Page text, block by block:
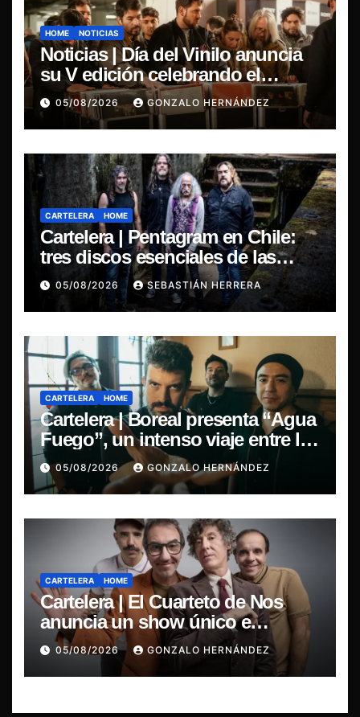
HOME NOTICIAS
Noticias | Día del Vinilo anuncia
su V edición celebrando el
regreso del 7″ fabricado en Chile
05/08/2026 GONZALO HERNÁNDEZ
CARTELERA HOME
Cartelera | Pentagram en Chile:
tres discos esenciales de las
leyendas del doom
05/08/2026 SEBASTIÁN HERRERA
CARTELERA HOME
Cartelera | Boreal presenta “Agua
Fuego”, un intenso viaje entre la
pasión y la desilusión
05/08/2026 GONZALO HERNÁNDEZ
CARTELERA HOME
Cartelera | El Cuarteto de Nos
anuncia un show único e
irrepetible en el Movistar Arena
05/08/2026 GONZALO HERNÁNDEZ